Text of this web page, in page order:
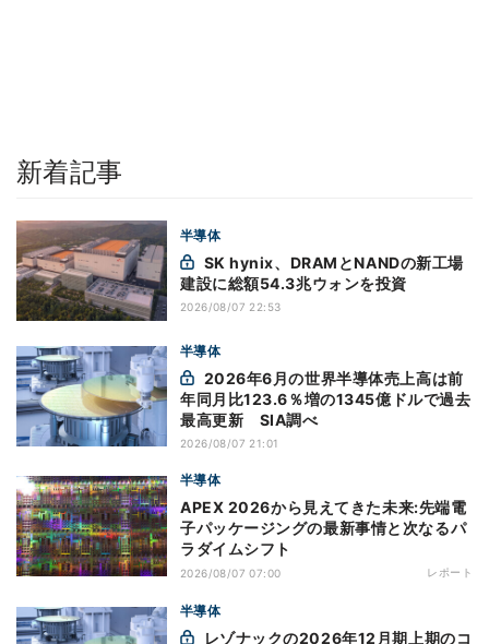
新着記事
半導体
建設に総額54.3兆ウォンを投資
2026/08/07 22:53
半導体
年同月比123.6％増の1345億ドルで過去
最高更新 SIA調べ
2026/08/07 21:01
半導体
APEX 2026から見えてきた未来:先端電
子パッケージングの最新事情と次なるパ
ラダイムシフト
2026/08/07 07:00 レポート
半導体